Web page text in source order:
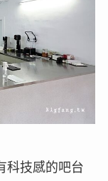
科技感的吧台